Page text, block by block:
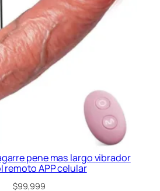
pene mas largo vibrador
remoto APP celular
$99,999